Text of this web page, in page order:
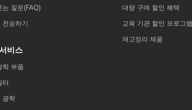
는 질문(FAQ)
전송하기
비스
학 부품
터
광학
대량 구매 할인 혜택
교육 기관 할인 프로그램
재고정리 제품